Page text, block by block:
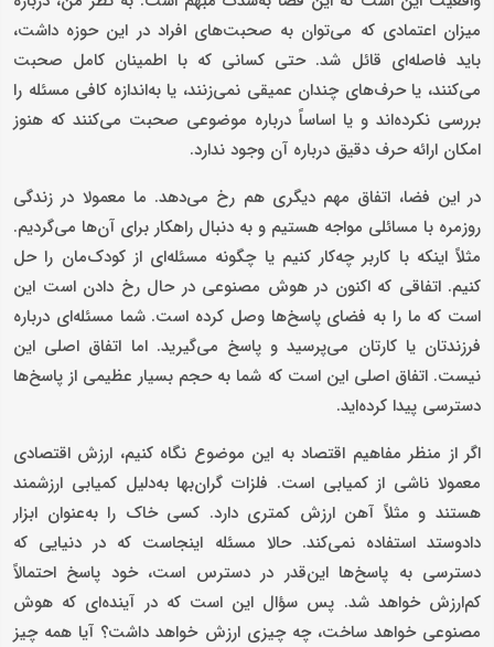
میزان اعتمادی که می‌توان به صحبت‌های افراد در این حوزه داشت،
باید فاصله‌ای قائل شد. حتی کسانی که با اطمینان کامل صحبت
می‌کنند، یا حرف‌های چندان عمیقی نمی‌زنند، یا به‌اندازه کافی مسئله را
بررسی نکرده‌اند و یا اساساً درباره موضوعی صحبت می‌کنند که هنوز
امکان ارائه حرف دقیق درباره آن وجود ندارد.
در این فضا، اتفاق مهم دیگری هم رخ می‌دهد. ما معمولا در زندگی
روزمره با مسائلی مواجه هستیم و به دنبال راهکار برای آن‌ها می‌گردیم.
مثلاً اینکه با کاربر چه‌کار کنیم یا چگونه مسئله‌ای از کودک‌مان را حل
کنیم. اتفاقی که اکنون در هوش مصنوعی در حال رخ دادن است این
است که ما را به فضای پاسخ‌ها وصل کرده است. شما مسئله‌ای درباره
فرزندتان یا کارتان می‌پرسید و پاسخ می‌گیرید. اما اتفاق اصلی این
نیست. اتفاق اصلی این است که شما به حجم بسیار عظیمی از پاسخ‌ها
دسترسی پیدا کرده‌اید.
اگر از منظر مفاهیم اقتصاد به این موضوع نگاه کنیم، ارزش اقتصادی
معمولا ناشی از کمیابی است. فلزات گران‌بها به‌دلیل کمیابی ارزشمند
هستند و مثلاً آهن ارزش کمتری دارد. کسی خاک را به‌عنوان ابزار
دادوستد استفاده نمی‌کند. حالا مسئله اینجاست که در دنیایی که
دسترسی به پاسخ‌ها این‌قدر در دسترس است، خود پاسخ احتمالاً
کم‌ارزش خواهد شد. پس سؤال این است که در آینده‌ای که هوش
مصنوعی خواهد ساخت، چه چیزی ارزش خواهد داشت؟ آیا همه چیز